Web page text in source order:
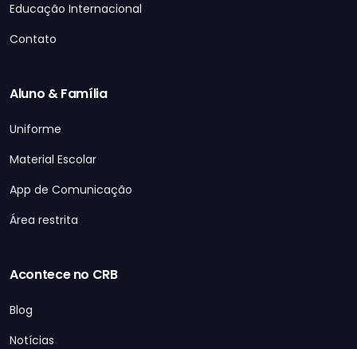
Educação Internacional
Contato
Aluno & Família
Uniforme
Material Escolar
App de Comunicação
Área restrita
Acontece no CRB
Blog
Notícias